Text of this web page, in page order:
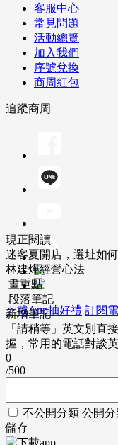
客服中心
常見問題
活動總覽
加入我們
序號兌換
商周紅包
追蹤商周
下載App抽好禮 訂閱
現正閱讀
迷客夏開店，選址如
林建燁經營心法
畫重點
段落筆記
新增筆記
「請稍等」英文別直
握，常用的電話對談
0
/500
不公開分類 公開分
儲存